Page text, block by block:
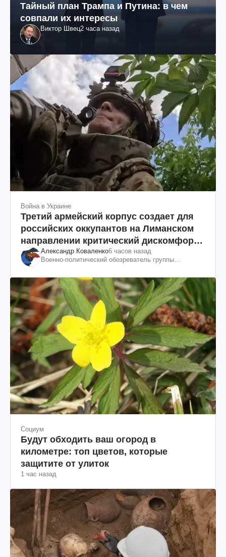
Тайный план Трампа и Путина: в чем
совпали их интересы
Виктор Швец2 часа назад
Война в Украине
Третий армейский корпус создает для
российских оккупантов на Лиманском
направлении критический дискомфорт:
как это удалось
Александр Коваленко6 часов назад
Военно-политический обозреватель группы
Социум
Будут обходить ваш огород в
километре: топ цветов, которые
защитите от улиток
1 час назад